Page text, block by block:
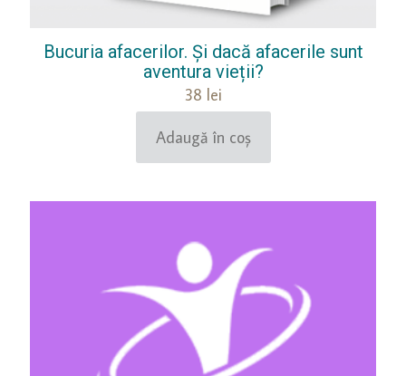
Bucuria afacerilor. Și dacă afacerile sunt
aventura vieții?
38 lei
Adaugă în coș